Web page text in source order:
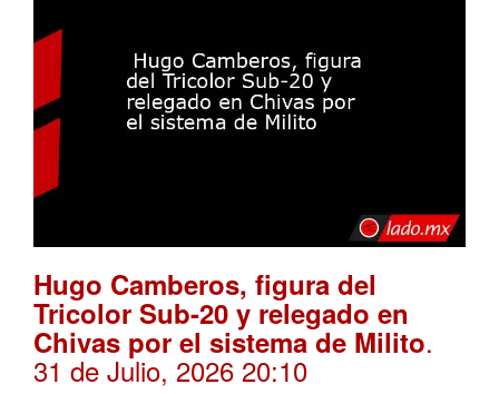
Hugo Camberos, figura del
Tricolor Sub-20 y relegado en
Chivas por el sistema de Milito.
31 de Julio, 2026 20:10